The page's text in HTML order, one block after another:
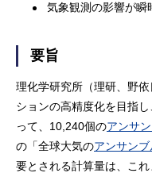
気象観測の影響が瞬
要旨
理化学研究所（理研、野
ションの高精度化を目指し
って、10,240個のアンサ
の「全球大気のアンサン
要とされる計算量は、こ